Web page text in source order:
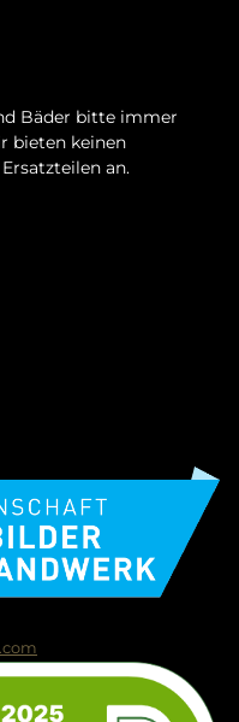
Bäder bitte immer
bieten keinen
an.